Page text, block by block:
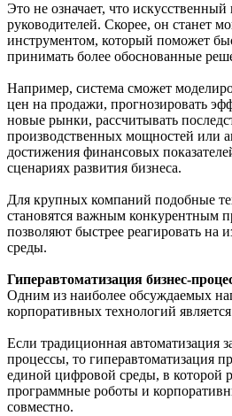
Это не означает, что искусственный
руководителей. Скорее, он станет
инструментом, который поможет
принимать более обоснованные
Например, система сможет
цен на продажи, прогнозировать
новые рынки, рассчитывать
производственных мощностей или
достижения финансовых
сценариях развития бизнеса.
Для крупных компаний подобные
становятся важным конкурентным
позволяют быстрее реагировать на
среды.
Гиперавтоматизация бизнес-
Одним из наиболее обсуждаемых
корпоративных технологий
Если традиционная автоматизация
процессы, то гиперавтоматизация
единой цифровой среды, в которой
программные роботы и
совместно.